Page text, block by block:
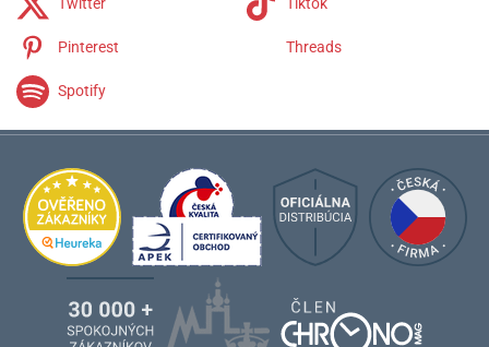
Pinterest Threads
Spotify